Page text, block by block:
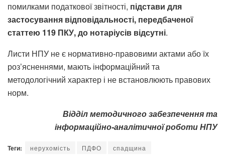
помилками податкової звітності, підстави для
застосування відповідальності, передбаченої
статтею 119 ПКУ, до нотаріусів відсутні.
Листи НПУ не є нормативно-правовими актами або їх
роз’ясненнями, мають інформаційний та
методологічний характер і не встановлюють правових
норм.
Відділ методичного забезпечення та
інформаційно-аналітичної роботи НПУ
Теги: нерухомість ПДФО спадщина